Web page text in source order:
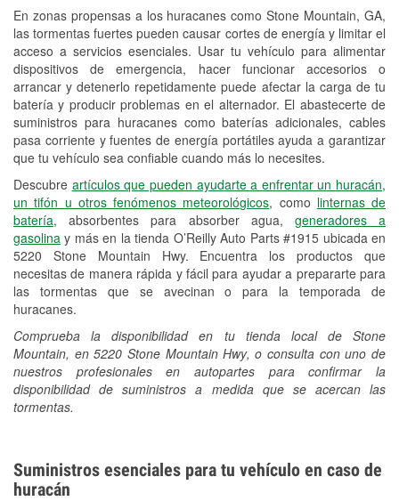
En zonas propensas a los huracanes como Stone Mountain, GA,
las tormentas fuertes pueden causar cortes de energía y limitar el
acceso a servicios esenciales. Usar tu vehículo para alimentar
dispositivos de emergencia, hacer funcionar accesorios o
arrancar y detenerlo repetidamente puede afectar la carga de tu
batería y producir problemas en el alternador. El abastecerte de
suministros para huracanes como baterías adicionales, cables
pasa corriente y fuentes de energía portátiles ayuda a garantizar
que tu vehículo sea confiable cuando más lo necesites.
Descubre artículos que pueden ayudarte a enfrentar un huracán,
un tifón u otros fenómenos meteorológicos, como linternas de
batería, absorbentes para absorber agua, generadores a
gasolina y más en la tienda O’Reilly Auto Parts #1915 ubicada en
5220 Stone Mountain Hwy. Encuentra los productos que
necesitas de manera rápida y fácil para ayudar a prepararte para
las tormentas que se avecinan o para la temporada de
huracanes.
Comprueba la disponibilidad en tu tienda local de Stone
Mountain, en 5220 Stone Mountain Hwy, o consulta con uno de
nuestros profesionales en autopartes para confirmar la
disponibilidad de suministros a medida que se acercan las
tormentas.
freno
Hurricane Supplies
Conoce más
Suministros esenciales para tu vehículo en caso de
huracán